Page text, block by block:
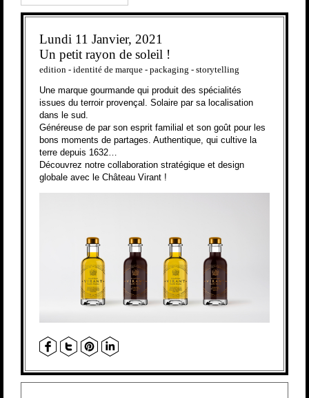
Lundi 11 Janvier, 2021
Un petit rayon de soleil !
edition - identité de marque - packaging - storytelling
Une marque gourmande qui produit des spécialités
issues du terroir provençal. Solaire par sa localisation
dans le sud.
Généreuse de par son esprit familial et son goût pour les
bons moments de partages. Authentique, qui cultive la
terre depuis 1632…
Découvrez notre collaboration stratégique et design
globale avec le Château Virant !